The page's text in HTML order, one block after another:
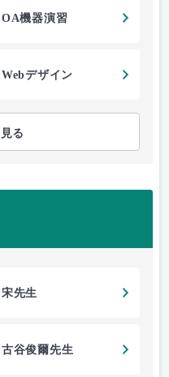
OA機器演習
Webデザイン
る
宋先生
古谷俊爾先生